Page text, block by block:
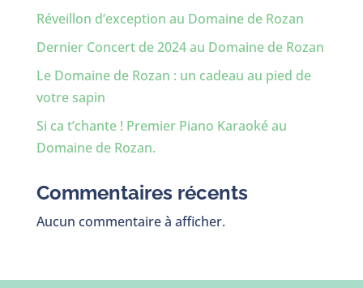
Réveillon d’exception au Domaine de Rozan
Dernier Concert de 2024 au Domaine de Rozan
Le Domaine de Rozan : un cadeau au pied de
votre sapin
Si ca t’chante ! Premier Piano Karaoké au
Domaine de Rozan.
Commentaires récents
Aucun commentaire à afficher.